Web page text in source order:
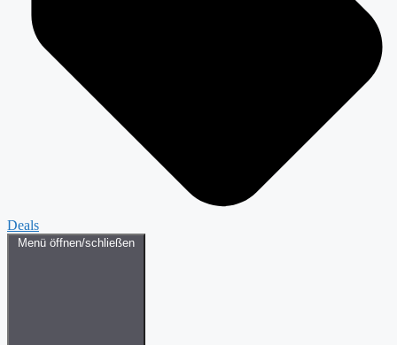
Deals
Menü öffnen/schließen